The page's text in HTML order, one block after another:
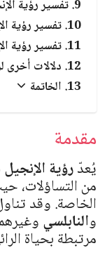
تفسير رؤية
تفسير رؤية
تفسير رؤية
دلالات أخرى
الخاتمة
مقدمة
يُعدّرؤية
من التساؤلات،
الخاصة. وقد
والنابلسي
مرتبطة بحياة